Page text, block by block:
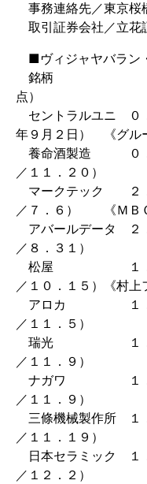
事務連絡先／東京桜
取引証券会社／立花
■ヴィジャヤバラン
銘柄 直近
点）
セントラルユニ ０
年９月２日） 《グル
養命酒製造 ０．
／１１．２０）
マークテック
／７．６） 《ＭＢＯ
アバールデータ
／８．３１）
松屋 １．０６
／１０．１５）《村上
アロカ １．３
／１１．５）
瑞光 １．８７
／１１．９）
ナガワ １．７
／１１．９）
三條機械製作所
／１１．１９）
日本セラミック
／１２．２）